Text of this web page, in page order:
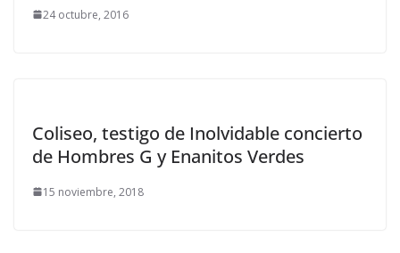
24 octubre, 2016
Coliseo, testigo de Inolvidable concierto
de Hombres G y Enanitos Verdes
15 noviembre, 2018